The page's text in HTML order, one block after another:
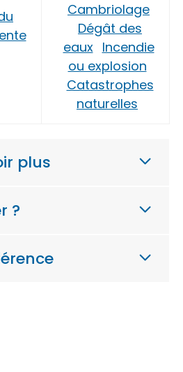
Cambriolage
Dégât des
eaux Incendie
ou explosion
Catastrophes
naturelles
plus
?